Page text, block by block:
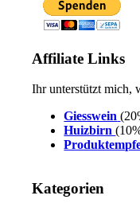
Affiliate Links
Ihr unterstützt mich,
Giesswein
Huizbirn
Kategorien